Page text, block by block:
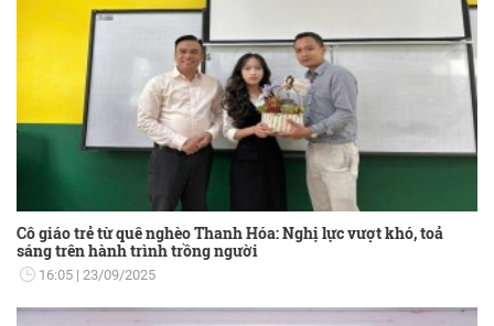
Cô giáo trẻ từ quê nghèo Thanh Hóa: Nghị lực vượt khó, toả
sáng trên hành trình trồng người
16:05 23/09/2025